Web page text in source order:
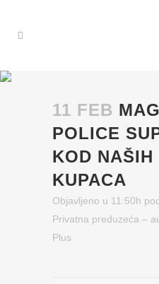
11 FEB
POLICE
KOD NAŠIH
KUPACA
Objavljeno u 11:50h
Privatna preduzeća –
Plus